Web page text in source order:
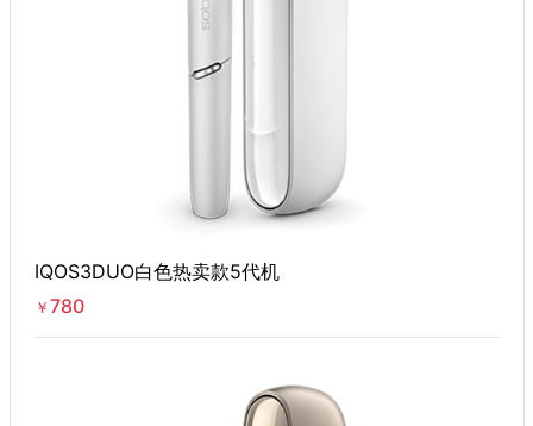
IQOS3DUO白色热卖款5代机
￥ 780